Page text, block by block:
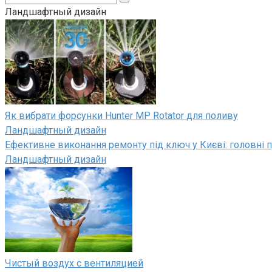
Ландшафтный дизайн
Як вибрати форсунки Hunter MP Rotator для поливу
Ландшафтный дизайн
Ефективне виконання ремонту під ключ у Києві: головні
Ландшафтный дизайн
Чистый воздух с вентиляцией